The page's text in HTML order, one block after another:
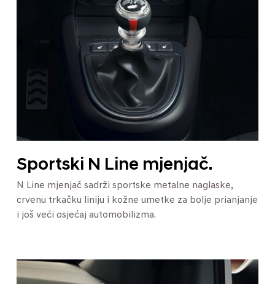
Sportski N Line mjenjač.
N Line mjenjač sadrži sportske metalne naglaske,
crvenu trkačku liniju i kožne umetke za bolje prianjanje
i još veći osjećaj automobilizma.